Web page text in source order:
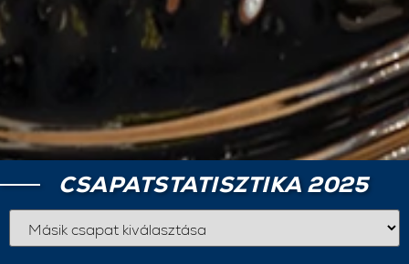
CSAPATSTATISZTIKA 2025